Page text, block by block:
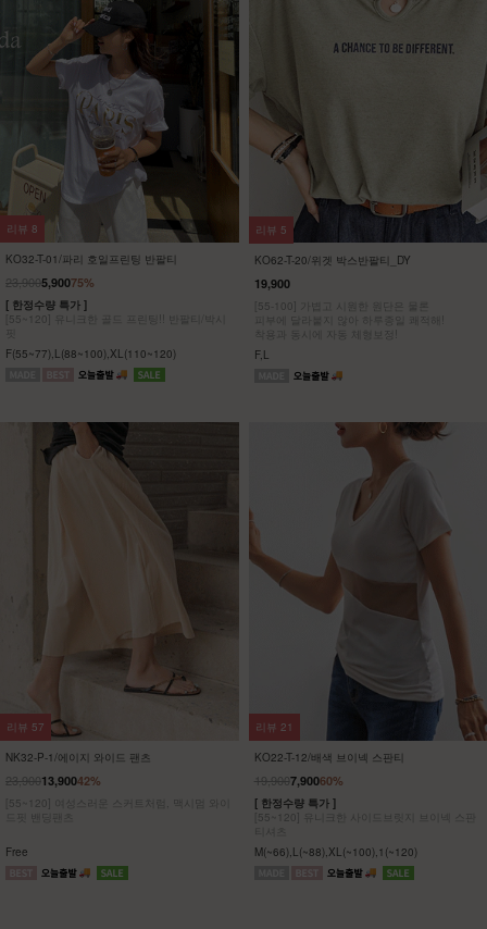
KO32-T-01/파리 호일프린팅 반팔티
75%
23,9005,900
[ 한정수량 특가 ]
[55~120] 유니크한 골드 프린팅!! 반팔티/박시
F(55~77),L(88~100),XL(110~120)
리뷰 8
KO62-T-20/위겟 박스반팔티_DY
19,900
[55-100] 가볍고 시원한 원단은 물론
피부에 달라붙지 않아 하루종일 쾌적해!
착용과 동시에 자동 체형보정!
F,L
리뷰 5
NK32-P-1/에이지 와이드 팬츠
42%
23,90013,900
[55~120] 여성스러운 스커트처럼, 맥시멈 와이
Free
리뷰 57
KO22-T-12/배색 브이넥 스판티
60%
19,9007,900
[ 한정수량 특가 ]
[55~120] 유니크한 사이드브릿지 브이넥 스판
M(~66),L(~88),XL(~100),1(~120)
리뷰 21